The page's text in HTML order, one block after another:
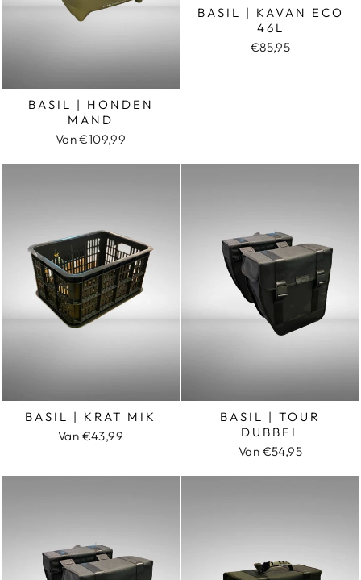
BASIL | HONDEN
MAND
Van €109,99
BASIL | KAVAN ECO
46L
€85,95
BASIL | KRAT MIK
Van €43,99
BASIL | TOUR
DUBBEL
Van €54,95